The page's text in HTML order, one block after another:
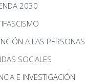
2030
A LAS PERSONAS
SOCIALES
E INVESTIGACIÓN